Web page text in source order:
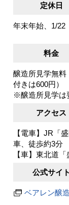
定休日
年末年始、1/22
料金
醸造所見学無料
付きは600円）
※醸造所見学は
アクセス
【電車】JR「
車、徒歩約3分
【車】東北道
公式サイト
ベアレン醸